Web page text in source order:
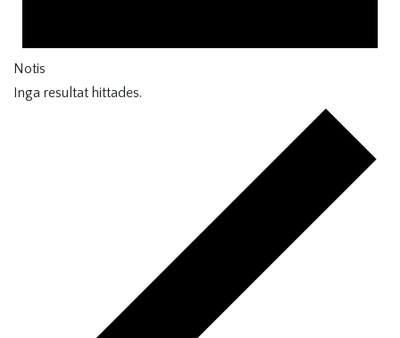
Notis
Inga resultat hittades.